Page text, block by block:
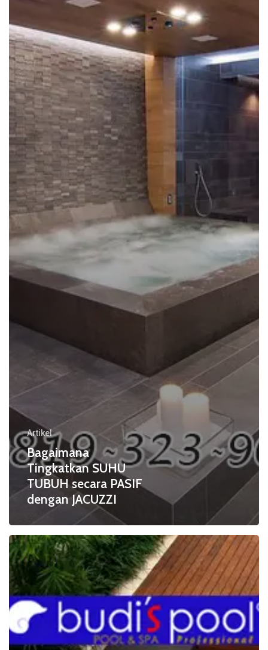
JACUZZI
Artikel
Bagaimana
Tingkatkan SUHU
TUBUH secara PASIF
dengan JACUZZI
Inilah
Mengapa
Berendam
Air
Panas
Sangat